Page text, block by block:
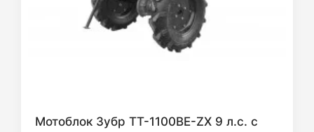
Мотоблок Зубр TT-1100BE-ZX 9 л.с. с